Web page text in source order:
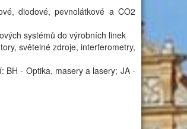
diodové, pevnolátkové a CO2
systémů do výrobních linek
světelné zdroje, interferometry,
BH - Optika, masery a lasery; JA -